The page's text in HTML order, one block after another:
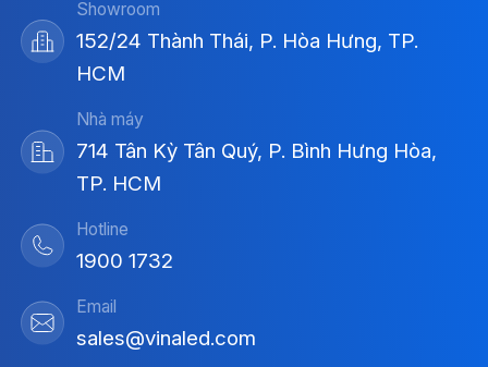
Showroom
152/24 Thành Thái, P. Hòa Hưng, TP.
HCM
Nhà máy
714 Tân Kỳ Tân Quý, P. Bình Hưng Hòa,
TP. HCM
Hotline
1900 1732
Email
sales@vinaled.com